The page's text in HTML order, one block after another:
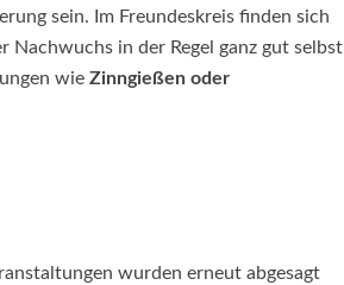
sein. Im Freundeskreis finden sich
in der Regel ganz gut selbst
wie Zinngießen oder
wurden erneut abgesagt